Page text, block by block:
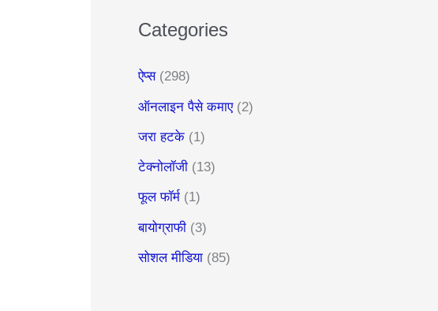
Categories
ऐप्स(298)
ऑनलाइन पैसे कमाए(2)
जरा हटके (1)
टेक्नोलॉजी (13)
फूल फॉर्म (1)
बायोग्राफी (3)
सोशल मीडिया (85)